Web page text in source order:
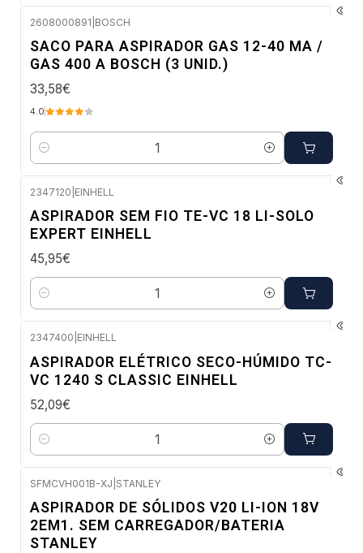
2608000891 BOSCH
SACO PARA ASPIRADOR GAS 12-40 MA /
GAS 400 A BOSCH (3 UNID.)
33,58€
4.0
Quantidade
2347120 EINHELL
ASPIRADOR SEM FIO TE-VC 18 LI-SOLO
EXPERT EINHELL
45,95€
Quantidade
2347400 EINHELL
ASPIRADOR ELÉTRICO SECO-HÚMIDO TC-
VC 1240 S CLASSIC EINHELL
52,09€
Quantidade
SFMCVH001B-XJ STANLEY
ASPIRADOR DE SÓLIDOS V20 LI-ION 18V
2EM1. SEM CARREGADOR/BATERIA
STANLEY